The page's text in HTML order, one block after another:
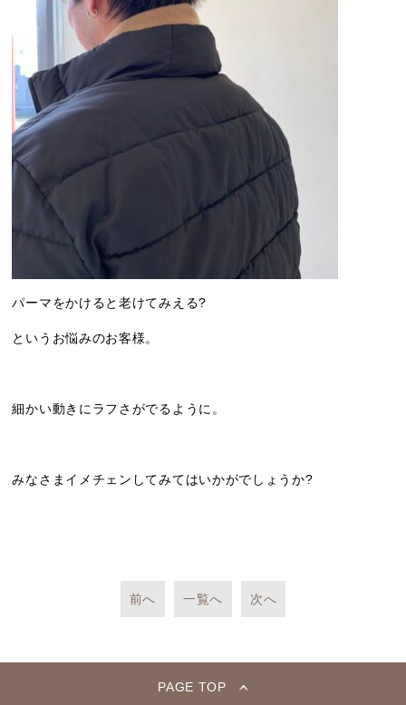
パーマをかけると老けてみえる?
というお悩みのお客様。
細かい動きにラフさがでるように。
みなさまイメチェンしてみてはいかがでしょうか?
前へ 一覧へ 次へ
PAGE TOP